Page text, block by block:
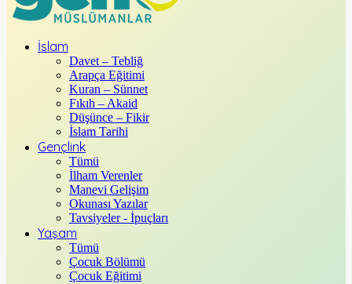
İslam
Davet – Tebliğ
Arapça Eğitimi
Kuran – Sünnet
Fıkıh – Akaid
Düşünce – Fikir
İslam Tarihi
Gençlink
Tümü
İlham Verenler
Manevi Gelişim
Okunası Yazılar
Tavsiyeler - İpuçları
Yaşam
Tümü
Çocuk Bölümü
Çocuk Eğitimi